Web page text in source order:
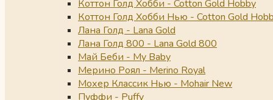
Коттон Голд Хобби - Cotton Gold Hobby
Коттон Голд Хобби Нью - Cotton Gold
Лана Голд - Lana Gold
Лана Голд 800 - Lana Gold 800
Май Беби - My Baby
Мерино Роял - Merino Royal
Мохер Классик Нью - Mohair New
Пуффи - Puffy